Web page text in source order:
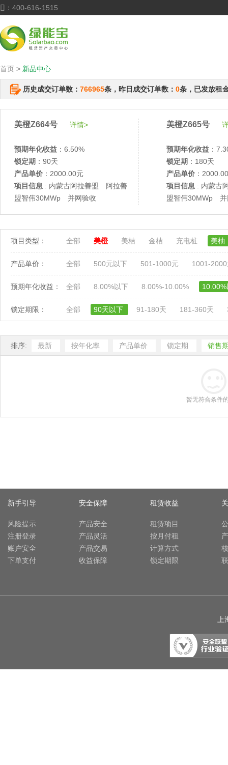
 ：400-616-1515
首页 > 新品中心
历史成交订单数： 766965条，昨日成交订单数： 0条，已发放租
美橙Z664号 详情>
预期年化收益 ：6.50%
锁定期 ：90天
产品单价 ：2000.00元
项目信息 : 内蒙古阿拉善盟 阿拉善
盟智伟30MWp 并网验收
美橙Z665号
预期年化收益 ：
锁定期 ：180天
产品单价 ：
项目信息 : 内蒙古
盟智伟30MWp 并
项目类型： 全部 美橙 美桔 金桔 充电桩 美柚
产品单价： 全部 500元以下 501-1000元 1001-
预期年化收益： 全部 8.00%以下 8.00%-10.00%
锁定期限： 全部 90天以下 91-180天 181-360天
排序: 最新 按年化率 产品单价 锁定期 销售
暂无符合条件
新手引导
风险提示
注册登录
账户安全
下单支付
安全保障
产品安全
产品灵活
产品交易
收益保障
租赁收益
租赁项目
按月付租
计算方式
锁定期限